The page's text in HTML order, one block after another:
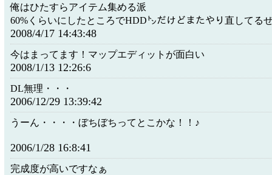
俺はひたすらアイテム集める派
60%くらいにしたところでHDD㌧だけどまたやり直してる
2008/4/17 14:43:48
今はまってます！マップエディットが面白い
2008/1/13 12:26:6
DL無理・・・
2006/12/29 13:39:42
うーん・・・・ぼちぼちってとこかな！！♪
2006/1/28 16:8:41
完成度が高いですなぁ